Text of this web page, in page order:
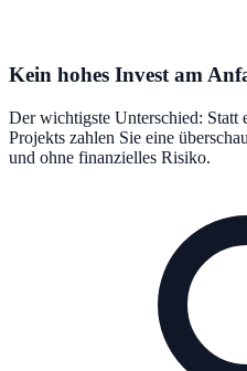
Kein hohes Invest am
Der wichtigste Unterschied: Statt
Projekts zahlen Sie eine
und ohne finanzielles Risiko.